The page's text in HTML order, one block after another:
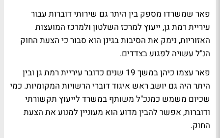
פאר שמשרדו מספק בין היתר גם שירותי דוברות עבור
עיריית רמת גן, ייעוץ למרכז השלטון ולמרכז המועצות
האזוריות, נימק את הסיבות בגינן הוא סבור כי הצעת החוק
הנ"ל עשויה לפגוע בצדדים.
פאר עצמו כיהן במשך 19 שנים כדובר עיריית רמת גן ובין
היתר היה גם יושב ראש איגוד דוברי הרשויות המקומיות. כמי
שכיום משמש כמנכ"ל משותף במשרד לייעוץ תקשורתי
ודוברות, אפשר להבין מדוע הוא מעוניין למנוע את הצעת
החוק.